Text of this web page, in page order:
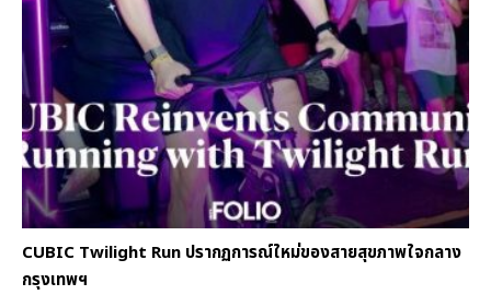
CUBIC Twilight Run ปรากฏการณ์ใหม่ของสายสุขภาพใจกลาง
กรุงเทพฯ